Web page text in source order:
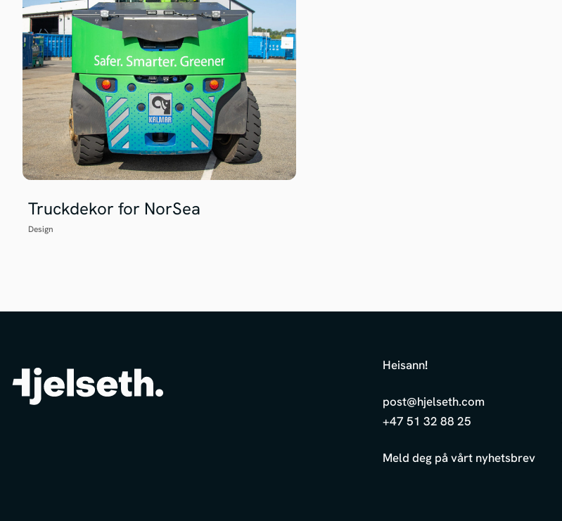
Truckdekor for NorSea
Design
Heisann!
post@hjelseth.com
+47 51 32 88 25
Meld deg på vårt nyhetsbrev